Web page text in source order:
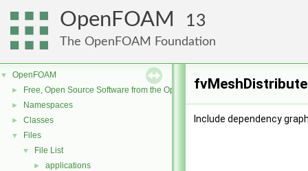
OpenFOAM 13
The OpenFOAM Foundation
▼ OpenFOAM
► Free, Open Source Software from the OpenFOAM Foundation
► Namespaces
► Classes
▼ Files
▼ File List
► applications
Include dependency